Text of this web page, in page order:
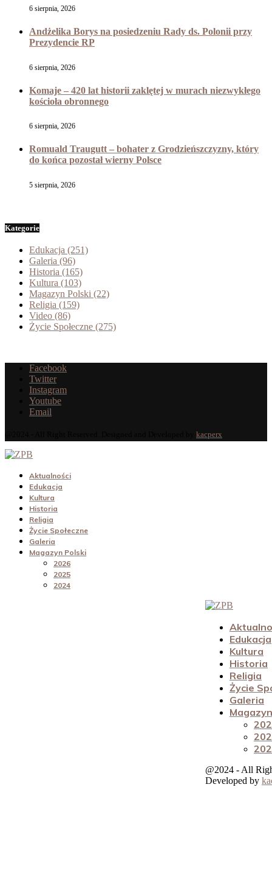
6 sierpnia, 2026
Andżelika Borys na posiedzeniu Rady ds. Polonii przy
Prezydencie RP
6 sierpnia, 2026
Komaje – 420 lat historii zaklętej w murach niezwykłego
kościoła obronnego
6 sierpnia, 2026
Romuald Traugutt – bohater z Grodzieńszczyzny, który
do końca pozostał wierny Polsce
5 sierpnia, 2026
Kategorie
Edukacja (251)
Galeria (96)
Historia (165)
Kultura (103)
Magazyn Polski (22)
Religia (159)
Video (86)
Życie Społeczne (275)
Facebook
Twitter
Instagram
Youtube
Email
kacperx
Aktualności
Edukacja
Kultura
Historia
Religia
Życie Społeczne
Galeria
Magazyn Polski
2026
2025
2024
Edukacja
Kultura
Historia
Religia
Życie
Galeria
@2024 - All
Developed by